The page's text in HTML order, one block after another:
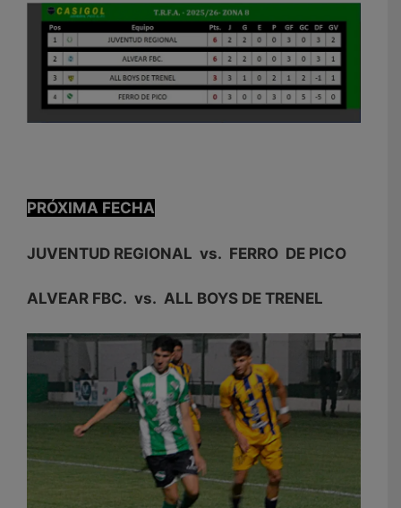
PRÓXIMA FECHA
JUVENTUD REGIONAL vs. FERRO DE PICO
ALVEAR FBC. vs. ALL BOYS DE TRENEL